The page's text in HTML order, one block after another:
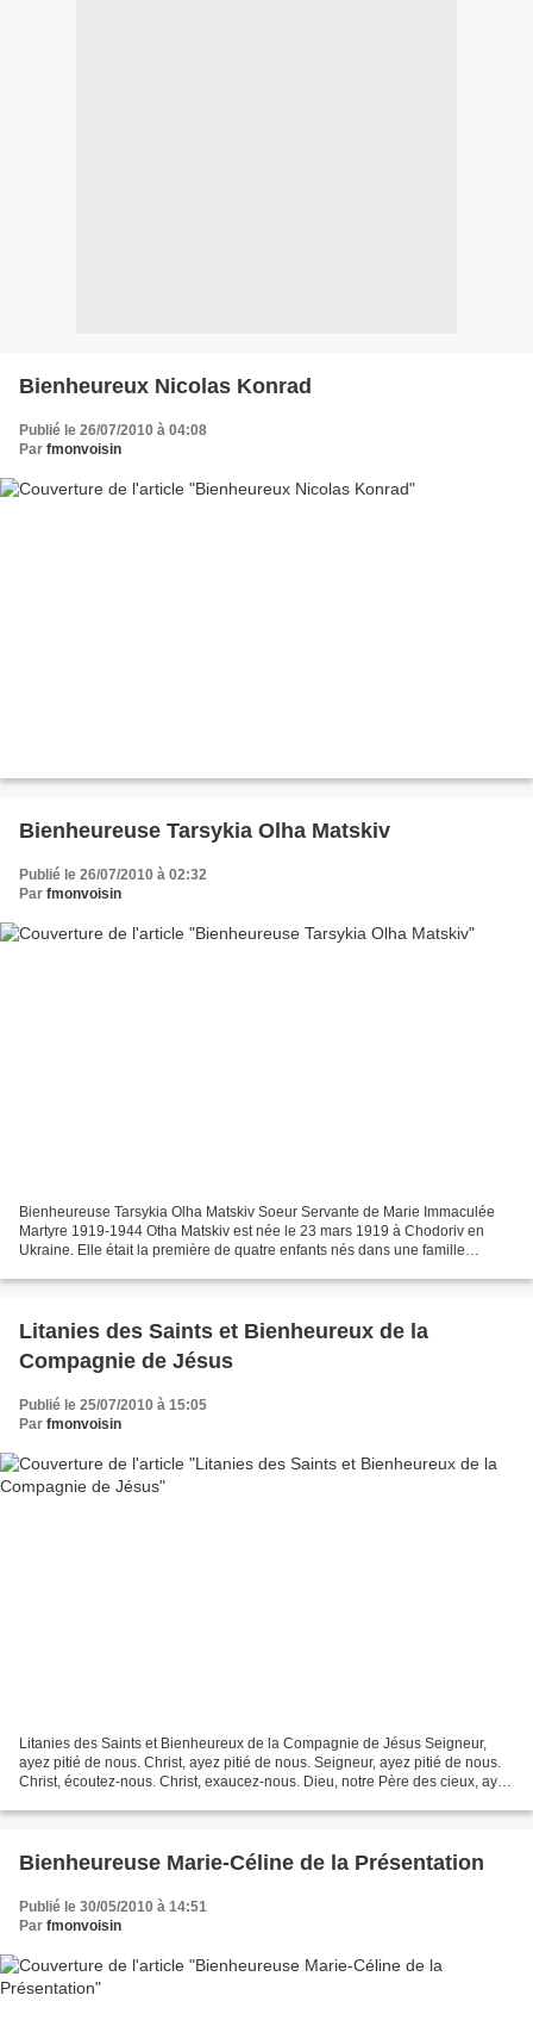
Bienheureux Nicolas Konrad
Publié le 26/07/2010 à 04:08
Par fmonvoisin
Bienheureuse Tarsykia Olha Matskiv
Publié le 26/07/2010 à 02:32
Par fmonvoisin
Bienheureuse Tarsykia Olha Matskiv Soeur Servante de Marie Immaculée
Martyre 1919-1944 Otha Matskiv est née le 23 mars 1919 à Chodoriv en
Ukraine. Elle était la première de quatre enfants nés dans une famille
Litanies des Saints et Bienheureux de la
Compagnie de Jésus
Publié le 25/07/2010 à 15:05
Par fmonvoisin
Litanies des Saints et Bienheureux de la Compagnie de Jésus Seigneur,
ayez pitié de nous. Christ, ayez pitié de nous. Seigneur, ayez pitié de nous.
Christ, écoutez-nous. Christ, exaucez-nous. Dieu, notre Père des cieux, ayez
Bienheureuse Marie-Céline de la Présentation
Publié le 30/05/2010 à 14:51
Par fmonvoisin